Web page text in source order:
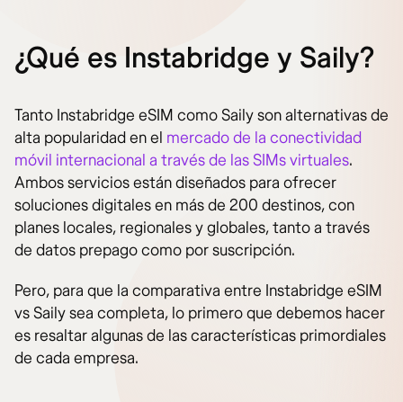
¿Qué es Instabridge y Saily?
Tanto Instabridge eSIM como Saily son alternativas de
alta popularidad en el mercado de la conectividad
móvil internacional a través de las SIMs virtuales.
Ambos servicios están diseñados para ofrecer
soluciones digitales en más de 200 destinos, con
planes locales, regionales y globales, tanto a través
de datos prepago como por suscripción.
Pero, para que la comparativa entre Instabridge eSIM
vs Saily sea completa, lo primero que debemos hacer
es resaltar algunas de las características primordiales
de cada empresa.